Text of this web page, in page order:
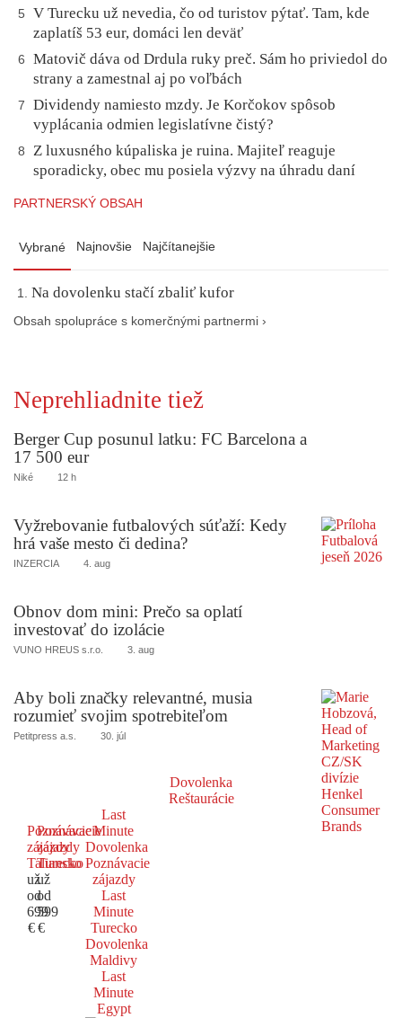
5
V Turecku už nevedia, čo od turistov pýtať. Tam, kde
zaplatíš 53 eur, domáci len deväť
6
Matovič dáva od Drdula ruky preč. Sám ho priviedol do
strany a zamestnal aj po voľbách
7
Dividendy namiesto mzdy. Je Korčokov spôsob
vyplácania odmien legislatívne čistý?
8
Z luxusného kúpaliska je ruina. Majiteľ reaguje
sporadicky, obec mu posiela výzvy na úhradu daní
PARTNERSKÝ OBSAH
Vybrané Najnovšie Najčítanejšie
Na dovolenku stačí zbaliť kufor
Obsah spolupráce s komerčnými partnermi ›
Neprehliadnite tiež
Berger Cup posunul latku: FC Barcelona a
17 500 eur
Niké 12 h
Vyžrebovanie futbalových súťaží: Kedy
hrá vaše mesto či dedina?
INZERCIA 4. aug
Obnov dom mini: Prečo sa oplatí
investovať do izolácie
VUNO HREUS s.r.o. 3. aug
Aby boli značky relevantné, musia
rozumieť svojim spotrebiteľom
Petitpress a.s. 30. júl
Dovolenka
Reštaurácie
Poznávacie
zájazdy
Taliansko
už
od
699
€
Poznávacie
zájazdy
Turecko
už
od
599
€
Last
Minute
Dovolenka
Poznávacie
zájazdy
Last
Minute
Turecko
Dovolenka
Maldivy
Last
Minute
Egypt